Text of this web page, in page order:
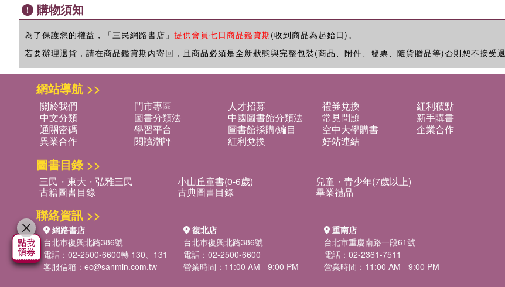
購物須知
為了保護您的權益，「三民網路書店」 提供會員七日商品鑑賞期(收到商品為起始日)。
若要辦理退貨，請在商品鑑賞期內寄回，且商品必須是全新狀態與完整包裝(商品、附件、發票、隨貨贈品等)否則恕不接受退
網站導航 >>
關於我們 門市專區 人才招募 禮券兌換
紅利積點
中文分類
圖書分類法 中國圖書館分類法 常見問題
新手購書
通關密碼
學習平台 圖書館採購/編目 空中大學購書
企業合作
異業合作
閱讀潮評 紅利兌換 好站連結
圖書目錄 >>
三民・東大・弘雅三民 小山丘童書(0-6歲) 兒童・青少年(7歲以上)
古籍圖書目錄 古典圖書目錄 畢業禮品
聯絡資訊 >>
網路書店
台北市復興北路386號
電話：02-2500-6600轉 130、131
客服信箱： ec@sanmin.com.tw
復北店
台北市復興北路386號
電話：02-2500-6600
營業時間：11:00 AM - 9:00 PM
重南店
台北市重慶南路一段61號
電話：02-2361-7511
營業時間：11:00 AM - 9:00 PM